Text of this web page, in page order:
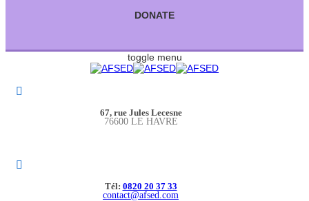
DONATE
toggle menu
67, rue Jules Lecesne
76600 LE HAVRE
Tél: 0820 20 37 33
contact@afsed.com